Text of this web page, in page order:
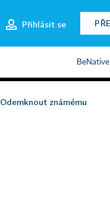
Přihlásit se
BeNative
Odemknout známému